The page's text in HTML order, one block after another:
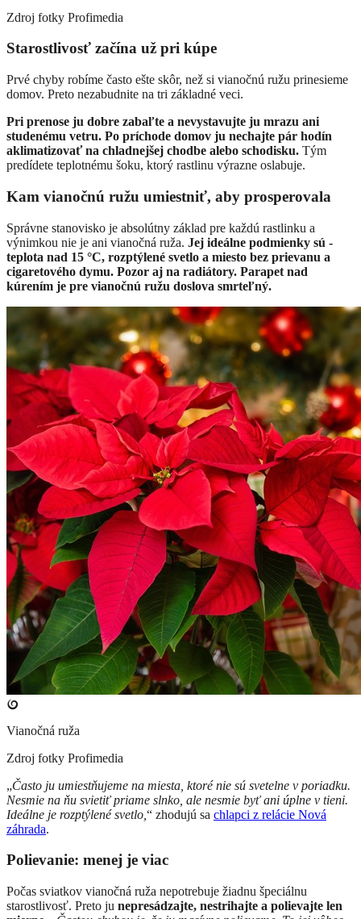
Zdroj fotky Profimedia
Starostlivosť začína už pri kúpe
Prvé chyby robíme často ešte skôr, než si vianočnú ružu prinesieme
domov. Preto nezabudnite na tri základné veci.
Pri prenose ju dobre zabaľte a nevystavujte ju mrazu ani
studenému vetru. Po príchode domov ju nechajte pár hodín
aklimatizovať na chladnejšej chodbe alebo schodisku. Tým
predídete teplotnému šoku, ktorý rastlinu výrazne oslabuje.
Kam vianočnú ružu umiestniť, aby prosperovala
Správne stanovisko je absolútny základ pre každú rastlinku a
výnimkou nie je ani vianočná ruža. Jej ideálne podmienky sú -
teplota nad 15 °C, rozptýlené svetlo a miesto bez prievanu a
cigaretového dymu. Pozor aj na radiátory. Parapet nad
kúrením je pre vianočnú ružu doslova smrteľný.
Vianočná ruža
Zdroj fotky Profimedia
„Často ju umiestňujeme na miesta, ktoré nie sú svetelne v poriadku.
Nesmie na ňu svietiť priame slnko, ale nesmie byť ani úplne v tieni.
Ideálne je rozptýlené svetlo, “ zhodujú sa chlapci z relácie Nová
záhrada.
Polievanie: menej je viac
Počas sviatkov vianočná ruža nepotrebuje žiadnu špeciálnu
starostlivosť. Preto ju nepresádzajte, nestrihajte a polievajte len